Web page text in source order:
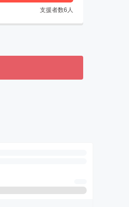
支援者数6人